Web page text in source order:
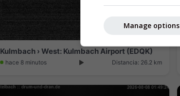
Kulmbach › West: Kulmbach Airport (EDQK)
hace 8 minutos Distancia: 26.2 km
Manage options